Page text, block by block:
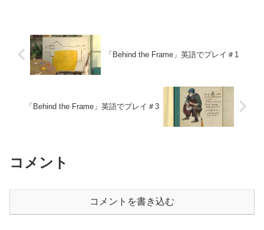
「Behind the Frame」英語でプレイ＃1
「Behind the Frame」英語でプレイ＃3
コメント
コメントを書き込む